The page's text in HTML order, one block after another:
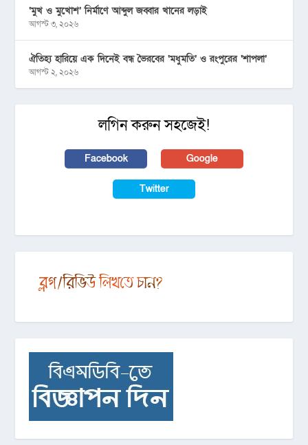
‘মুখ ও মুখোশ’ নির্মাণে আব্দুল জব্বার খানের লড়াই
আগস্ট ৩, ২০২৬
ঐতিহ্য হারিয়ে এক দিনেই বন্ধ ভৈরবের ‘মধুমতি’ ও রংপুরের ‘শাপলা’
আগস্ট ২, ২০২৬
লগিন করুন সহজেই!
Facebook Google
Twitter